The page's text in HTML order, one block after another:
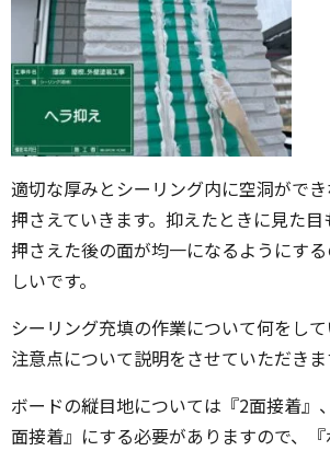
適切な厚みとシーリング内に空洞がで
押さえていきます。抑えたときに見た
押さえた後の面が均一になるようにす
しいです。
シーリング充填の作業について何をして
注意点について説明をさせていただきま
ボードの縦目地については『2面接着』
面接着』にする必要がありますので、